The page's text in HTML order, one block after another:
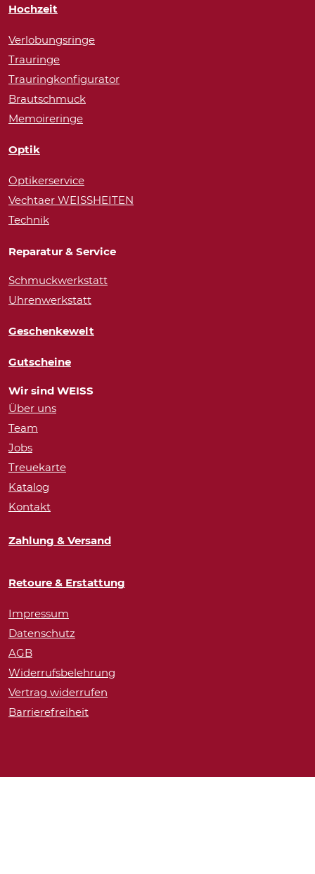
Hochzeit
Verlobungsringe
Trauringe
Trauringkonfigurator
Brautschmuck
Memoireringe
Optik
Optikerservice
Vechtaer WEISSHEITEN
Technik
Reparatur & Service
Schmuckwerkstatt
Uhrenwerkstatt
Geschenkewelt
Gutscheine
Wir sind WEISS
Über uns
Team
Jobs
Treuekarte
Katalog
Kontakt
Zahlung & Versand
Retoure & Erstattung
Impressum
Datenschutz
AGB
Widerrufsbelehrung
Vertrag widerrufen
Barrierefreiheit